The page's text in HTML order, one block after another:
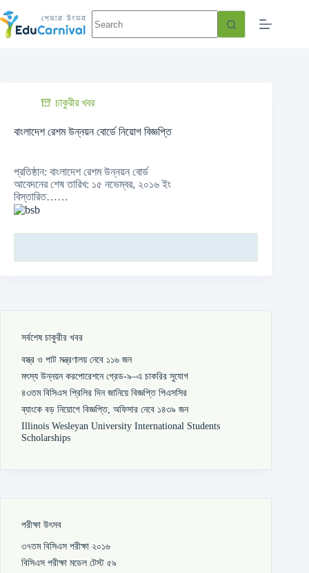
চাকুরীর খবর
বাংলাদেশ রেশম উন্নয়ন বোর্ডে নিয়োগ বিজ্ঞপ্তি
প্রতিষ্ঠান: বাংলাদেশ রেশম উন্নয়ন বোর্ড
আবেদনের শেষ তারিখ: ১৫ নভেম্বর, ২০১৬ ইং
বিস্তারিত……
সর্বশেষ চাকুরীর খবর
বস্ত্র ও পাট মন্ত্রণালয় নেবে ১১৬ জন
মৎস্য উন্নয়ন করপোরেশনে গ্রেড-৯–এ চাকরির সুযোগ
৪৩তম বিসিএস প্রিলির দিন জানিয়ে বিজ্ঞপ্তি পিএসসির
ব্যাংকে বড় নিয়োগে বিজ্ঞপ্তি, অফিসার নেবে ১৪৩৯ জন
Illinois Wesleyan University International Students
Scholarships
পরীক্ষা উৎসব
৩৭তম বিসিএস পরীক্ষা ২০১৬
বিসিএস পরীক্ষা মডেল টেস্ট ৫৯